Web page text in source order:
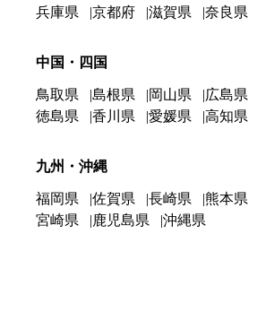
兵庫県
京都府 滋賀県 奈良県
中国・四国
鳥取県 島根県 岡山県 広島県
徳島県
香川県 愛媛県 高知県
九州・沖縄
福岡県 佐賀県 長崎県 熊本県
宮崎県
鹿児島県 沖縄県